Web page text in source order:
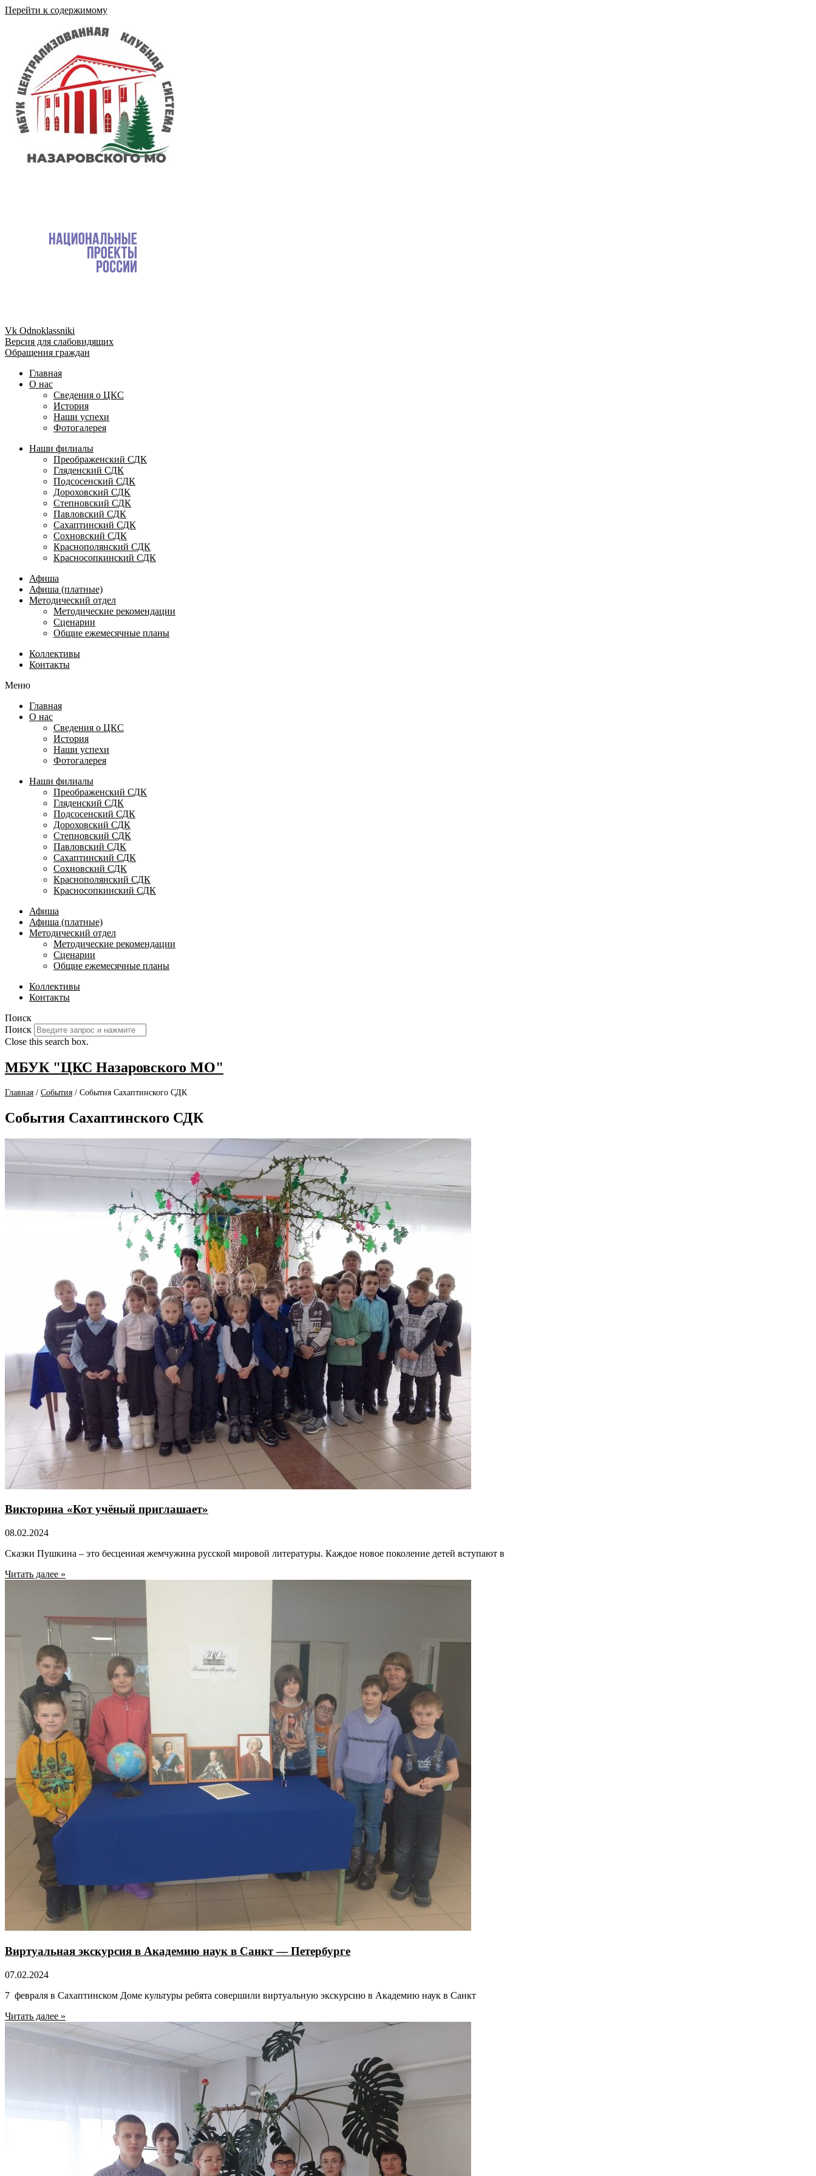
Перейти к содержимому
Vk Odnoklassniki
Версия для слабовидящих
Обращения граждан
Главная
О нас
Сведения о ЦКС
История
Наши успехи
Фотогалерея
Наши филиалы
Преображенский СДК
Гляденский СДК
Подсосенский СДК
Дороховский СДК
Степновский СДК
Павловский СДК
Сахаптинский СДК
Сохновский СДК
Краснополянский СДК
Красносопкинский СДК
Афиша
Афиша (платные)
Методический отдел
Методические рекомендации
Сценарии
Общие ежемесячные планы
Коллективы
Контакты
Меню
Главная
О нас
Сведения о ЦКС
История
Наши успехи
Фотогалерея
Наши филиалы
Преображенский СДК
Гляденский СДК
Подсосенский СДК
Дороховский СДК
Степновский СДК
Павловский СДК
Сахаптинский СДК
Сохновский СДК
Краснополянский СДК
Красносопкинский СДК
Афиша
Афиша (платные)
Методический отдел
Методические рекомендации
Сценарии
Общие ежемесячные планы
Коллективы
Контакты
Поиск
Поиск
Close this search box.
МБУК "ЦКС Назаровского МО"
Главная / События / События Сахаптинского СДК
События Сахаптинского СДК
Викторина «Кот учёный приглашает»
08.02.2024
Сказки Пушкина – это бесценная жемчужина русской мировой литературы. Каждое новое поколение детей вступают в
Читать далее »
Виртуальная экскурсия в Академию наук в Санкт — Петербурге
07.02.2024
7 февраля в Сахаптинском Доме культуры ребята совершили виртуальную экскурсию в Академию наук в Санкт
Читать далее »